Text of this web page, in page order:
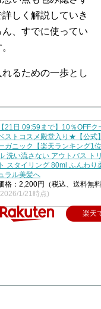
しく解説していき
、すでに使ってい
るための一歩とし
【21日 09:59まで】10％OFF
ストコスメ殿堂入り★【公式
ガニック【楽天ランキング1
洗い流さない アウトバス ト
ト スタイリング 80ml ふんわり
ラル美髪へ
格：2,200円（税込、送料無
1/21時点)
楽天